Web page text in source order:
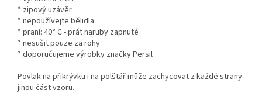
* zipový uzávěr
* nepoužívejte bělidla
* praní: 40° C - prát naruby zapnuté
* nesušit pouze za rohy
* doporučujeme výrobky značky Persil
Povlak na přikrývku i na polštář může zachycovat z každé strany
jinou část vzoru.